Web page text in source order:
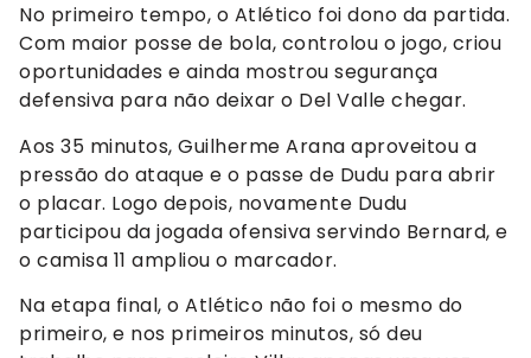
No primeiro tempo, o Atlético foi dono da partida.
Com maior posse de bola, controlou o jogo, criou
oportunidades e ainda mostrou segurança
defensiva para não deixar o Del Valle chegar.
Aos 35 minutos, Guilherme Arana aproveitou a
pressão do ataque e o passe de Dudu para abrir
o placar. Logo depois, novamente Dudu
participou da jogada ofensiva servindo Bernard, e
o camisa 11 ampliou o marcador.
Na etapa final, o Atlético não foi o mesmo do
primeiro, e nos primeiros minutos, só deu